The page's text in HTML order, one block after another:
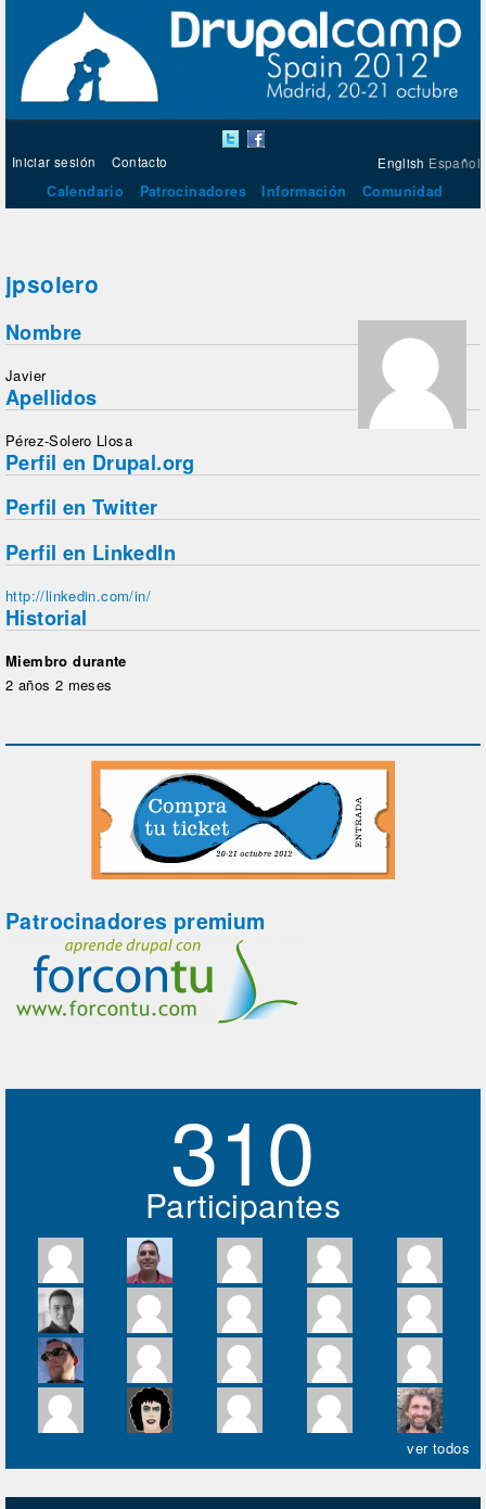
English Español
Iniciar sesión Contacto
Calendario Patrocinadores Información Comunidad
jpsolero
Nombre
Javier
Apellidos
Pérez-Solero Llosa
Perfil en Drupal.org
Perfil en Twitter
Perfil en LinkedIn
http://linkedin.com/in/
Historial
Miembro durante
2 años 2 meses
Patrocinadores premium
310
Participantes
ver todos